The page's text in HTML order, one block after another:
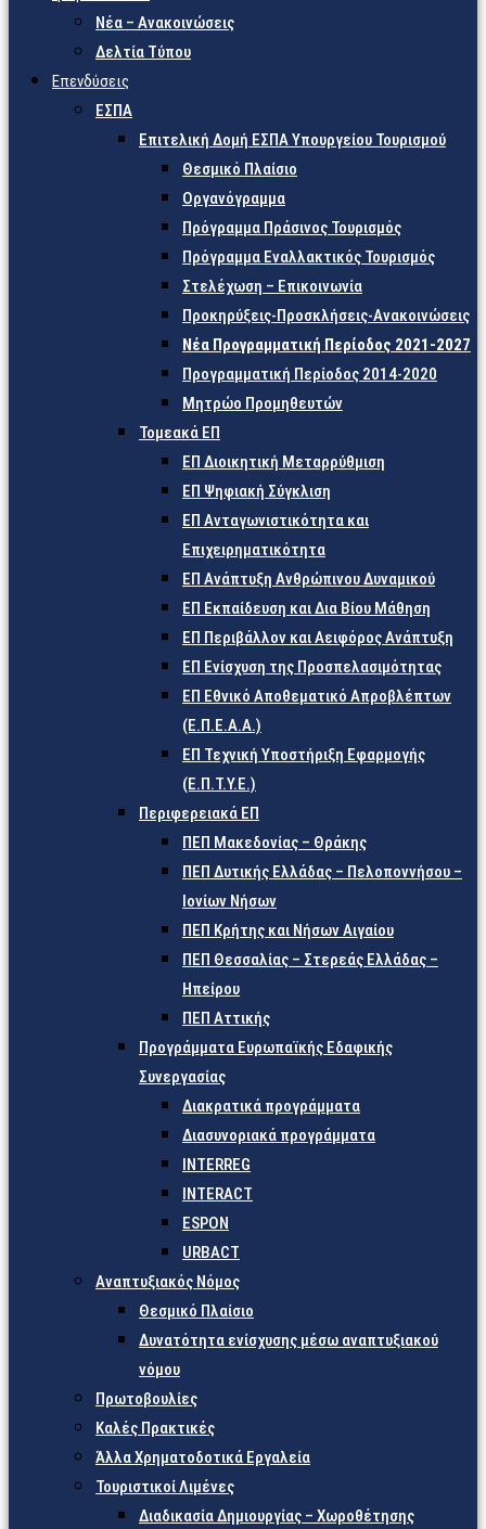
Νέα – Ανακοινώσεις
Δελτία Τύπου
Επενδύσεις
ΕΣΠΑ
Επιτελική Δομή ΕΣΠΑ Υπουργείου Τουρισμού
Θεσμικό Πλαίσιο
Οργανόγραμμα
Πρόγραμμα Πράσινος Τουρισμός
Πρόγραμμα Εναλλακτικός Τουρισμός
Στελέχωση – Επικοινωνία
Προκηρύξεις-Προσκλήσεις-Ανακοινώσεις
Νέα Προγραμματική Περίοδος 2021-2027
Προγραμματική Περίοδος 2014-2020
Μητρώο Προμηθευτών
Τομεακά ΕΠ
ΕΠ Διοικητική Μεταρρύθμιση
ΕΠ Ψηφιακή Σύγκλιση
ΕΠ Ανταγωνιστικότητα και
Επιχειρηματικότητα
ΕΠ Ανάπτυξη Ανθρώπινου Δυναμικού
ΕΠ Εκπαίδευση και Δια Βίου Μάθηση
ΕΠ Περιβάλλον και Αειφόρος Ανάπτυξη
ΕΠ Ενίσχυση της Προσπελασιμότητας
ΕΠ Εθνικό Αποθεματικό Απροβλέπτων
(Ε.Π.Ε.Α.Α.)
ΕΠ Τεχνική Υποστήριξη Εφαρμογής
(Ε.Π.Τ.Υ.Ε.)
Περιφερειακά ΕΠ
ΠΕΠ Μακεδονίας – Θράκης
ΠΕΠ Δυτικής Ελλάδας – Πελοποννήσου –
Ιονίων Νήσων
ΠΕΠ Κρήτης και Νήσων Αιγαίου
ΠΕΠ Θεσσαλίας – Στερεάς Ελλάδας –
Ηπείρου
ΠΕΠ Αττικής
Προγράμματα Ευρωπαϊκής Εδαφικής
Συνεργασίας
Διακρατικά προγράμματα
Διασυνοριακά προγράμματα
INTERREG
INTERACT
ESPON
URBACT
Αναπτυξιακός Νόμος
Θεσμικό Πλαίσιο
Δυνατότητα ενίσχυσης μέσω αναπτυξιακού
νόμου
Πρωτοβουλίες
Καλές Πρακτικές
Άλλα Χρηματοδοτικά Εργαλεία
Τουριστικοί Λιμένες
Διαδικασία Δημιουργίας – Χωροθέτησης